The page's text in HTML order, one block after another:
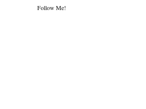
Follow Me!